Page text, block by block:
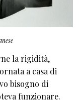
la rigidità,
a casa di
bisogno di
funzionare.